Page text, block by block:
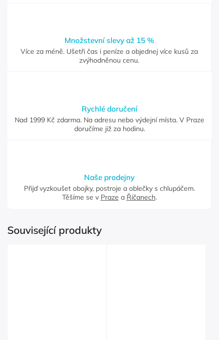
Množstevní slevy až 15 %
Více za méně. Ušetři čas i peníze a objednej více kusů za
zvýhodněnou cenu.
Rychlé doručení
Nad 1999 Kč zdarma. Na adresu nebo výdejní místa. V Praze
doručíme již za hodinu.
Naše prodejny
Přijď vyzkoušet obojky, postroje a oblečky s chlupáčem.
Těšíme se v Praze a Říčanech.
Související produkty